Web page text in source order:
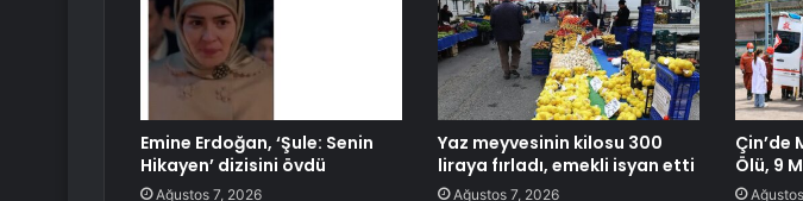
Emine Erdoğan, ‘Şule: Senin
Hikayen’ dizisini övdü
Ağustos 7, 2026
Yaz meyvesinin kilosu 300
liraya fırladı, emekli isyan etti
Ağustos 7, 2026
Çin’de
Ölü, 9